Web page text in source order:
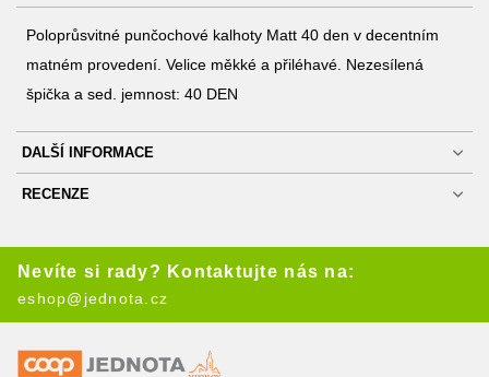
Poloprůsvitné punčochové kalhoty Matt 40 den v decentním
matném provedení. Velice měkké a přiléhavé. Nezesílená
špička a sed. jemnost: 40 DEN
DALŠÍ INFORMACE
RECENZE
Nevíte si rady? Kontaktujte nás na:
eshop@jednota.cz